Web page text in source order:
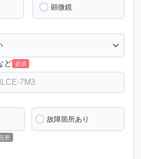
顕微鏡
ど 必須
故障箇所あり
意